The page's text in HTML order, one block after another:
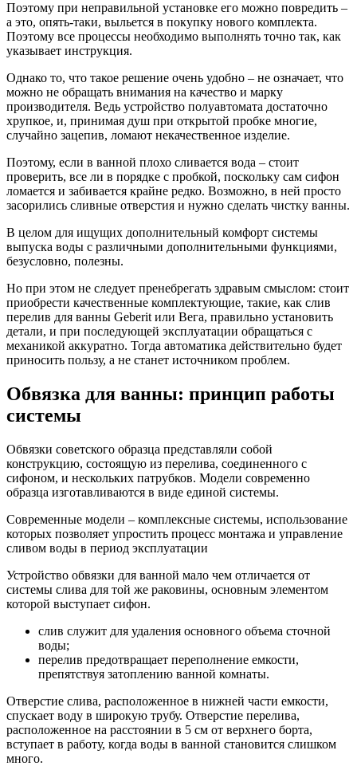
Поэтому при неправильной установке его можно повредить –
а это, опять-таки, выльется в покупку нового комплекта.
Поэтому все процессы необходимо выполнять точно так, как
указывает инструкция.
Однако то, что такое решение очень удобно – не означает, что
можно не обращать внимания на качество и марку
производителя. Ведь устройство полуавтомата достаточно
хрупкое, и, принимая душ при открытой пробке многие,
случайно зацепив, ломают некачественное изделие.
Поэтому, если в ванной плохо сливается вода – стоит
проверить, все ли в порядке с пробкой, поскольку сам сифон
ломается и забивается крайне редко. Возможно, в ней просто
засорились сливные отверстия и нужно сделать чистку ванны.
В целом для ищущих дополнительный комфорт системы
выпуска воды с различными дополнительными функциями,
безусловно, полезны.
Но при этом не следует пренебрегать здравым смыслом: стоит
приобрести качественные комплектующие, такие, как слив
перелив для ванны Geberit или Вега, правильно установить
детали, и при последующей эксплуатации обращаться с
механикой аккуратно. Тогда автоматика действительно будет
приносить пользу, а не станет источником проблем.
Обвязка для ванны: принцип работы
системы
Обвязки советского образца представляли собой
конструкцию, состоящую из перелива, соединенного с
сифоном, и нескольких патрубков. Модели современно
образца изготавливаются в виде единой системы.
Современные модели – комплексные системы, использование
которых позволяет упростить процесс монтажа и управление
сливом воды в период эксплуатации
Устройство обвязки для ванной мало чем отличается от
системы слива для той же раковины, основным элементом
которой выступает сифон.
слив служит для удаления основного объема сточной
воды;
перелив предотвращает переполнение емкости,
препятствуя затоплению ванной комнаты.
Отверстие слива, расположенное в нижней части емкости,
спускает воду в широкую трубу. Отверстие перелива,
расположенное на расстоянии в 5 см от верхнего борта,
вступает в работу, когда воды в ванной становится слишком
много.